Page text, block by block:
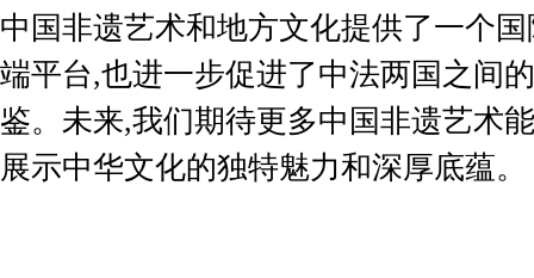
中国非遗艺术和地方文化提供了一个
端平台,也进一步促进了中法两国之间
鉴。未来,我们期待更多中国非遗艺术
展示中华文化的独特魅力和深厚底蕴。